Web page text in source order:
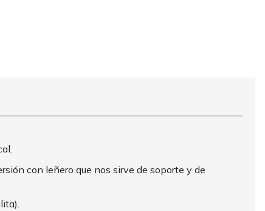
con leñero que nos sirve de soporte y de